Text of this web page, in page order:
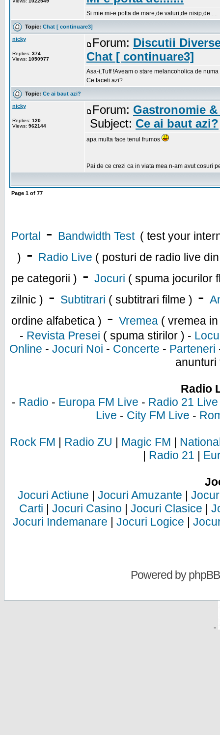
Si mie mi-e pofta de mare,de valuri,de nisip,de.....
Topic: Chat [ continuare3]
nicky
Replies: 374
Views: 1050977
Forum: Discutii
Chat [ continuare3]
Asa-i,Tuff !Aveam o stare melancoholica de numa
Ce faceti azi?
Topic: Ce ai baut azi?
nicky
Replies: 120
Views: 962144
Forum: Gastronomie
Subject: Ce ai baut azi?
apa multa face tenul frumos
Pai de ce crezi ca in viata mea n-am avut cosuri
Page 1 of 77
Portal - Bandwidth Test ( test your
) - Radio Live ( posturi de radio live
pe categorii ) - Jocuri ( spuma jocurilor
zilnic ) - Subtitrari ( subtitrari filme ) -
ordine alfabetica ) - Vremea ( vremea
- Revista Presei ( spuma stirilor ) -
Online - Jocuri Noi - Concerte - Parteneri
anunturi
Radio
- Radio - Europa FM Live - Radio 21 Live
Live - City FM Live -
Rock FM | Radio ZU | Magic FM |
| Radio 21 |
Jocuri Actiune | Jocuri Amuzante |
Carti | Jocuri Casino | Jocuri Clasice |
Jocuri Indemanare | Jocuri Logice |
Powered byphpBB
-